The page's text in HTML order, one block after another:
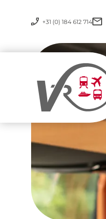
+31 (0) 184 612 714